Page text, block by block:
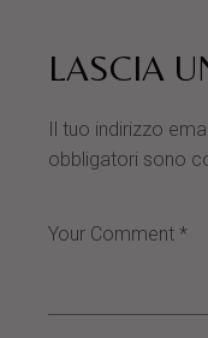
LASCIA
Il tuo indirizzo
obbligatori sono